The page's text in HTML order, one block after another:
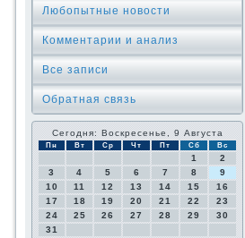
Любопытные новости
Комментарии и анализ
Все записи
Обратная связь
Сегодня: Воскресенье, 9 Августа
Пн Вт Ср Чт Пт Сб Вс
1
2
3
4 5 6 7 8
9
10
11 12 13 14 15
16
17
18 19 20 21 22
23
24
25 26 27 28 29
30
31